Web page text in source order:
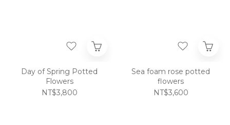
Day of Spring Potted
Flowers
NT$3,800
Sea foam rose potted
flowers
NT$3,600